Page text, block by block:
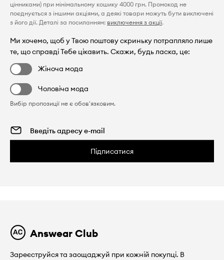
цінниками) при мінімальному кошику 4000 грн. Промокод не
поєднується з іншими акціями, а деякі товари можуть бути виключені
з його дії. Деталі за посиланням: виключення з акції.
Ми хочемо, щоб у Твою поштову скриньку потрапляло лише
те, що справді Тебе цікавить. Скажи, будь ласка, це:
Жіноча мода
Чоловіча мода
Вибір пропозиції не є обов'язковим.
Підписатися
Answear Club
Зареєструйся та заощаджуй при кожній покупці. В